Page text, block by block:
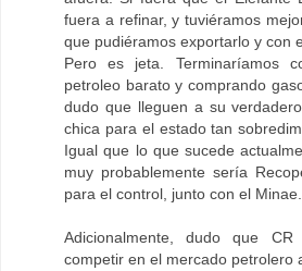
fuera a refinar, y tuviéramos
que pudiéramos exportarlo y con
Pero es jeta. Terminaríamos
petroleo barato y comprando
dudo que lleguen a su
chica para el estado tan
Igual que lo que sucede
muy probablemente sería
para el control, junto con el Minae.
Adicionalmente, dudo que CR
competir en el mercado petrolero